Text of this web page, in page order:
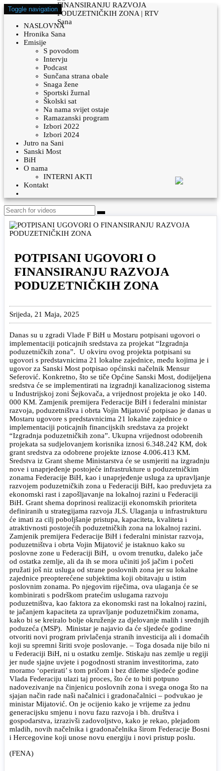
Toggle navigation
NASLOVNA
Hronika Sana
Emisije
S povodom
Intervju
Podcast
Sunčana strana obale
Snaga žene
Sportski žurnal
Školski sat
Na nama svijet ostaje
Ramazanski program
Izbori 2022
Izbori 2024
Jutro na Sani
Sanski Most
BiH
O nama
INTERNI AKTI
Kontakt
POTPISANI UGOVORI O
FINANSIRANJU RAZVOJA
PODUZETNIČKIH ZONA
Srijeda, 21 Maja, 2025
Danas su u zgradi Vlade F BiH u Mostaru potpisani ugovori o
implementaciji poticajnih sredstava za projekat “Izgradnja
poduzetničkih zona”. U okviru ovog projekta potpisani su
ugovori s predstavnicima 21 lokalne zajednice, među kojima je i
ugovor za Sanski Most potpisao općinski načelnik Mensur
Seferović. Konkretno, što se tiče Općine Sanski Most, dodijeljena
sredstva će se implementirati na izgradnji kanalizacionog sistema
u Industrijskoj zoni Šejkovača, a vrijednost projekta je oko 140.
000 KM. Zamjenik premijera Federacije BiH i federalni ministar
razvoja, poduzetništva i obrta Vojin Mijatović potpisao je danas u
Mostaru ugovore s predstavnicima 21 lokalne zajednice o
implementaciji poticajnih financijskih sredstava za projekt
“Izgradnja poduzetničkih zona”. Ukupna vrijednost odobrenih
projekata sa sudjelovanjem korisnika iznosi 6.348.242 KM, dok
grant sredstva za odobrene projekte iznose 4.006.413 KM.
Sredstva iz Grant sheme Ministarstva će se usmjeriti na izgradnju
nove i unaprjeđenje postojeće infrastrukture u poduzetničkim
zonama Federacije BiH, kao i unaprjeđenje usluga za upravljanje
razvojem poduzetničkih zona u Federaciji BiH, kao preduvjeta za
ekonomski rast i zapošljavanje na lokalnoj razini u Federaciji
BiH. Grant shema doprinosi realizaciji ekonomskih prioriteta
definiranih u strategijama razvoja JLS. Ulaganja u infrastrukturu
će imati za cilj poboljšanje pristupa, kapaciteta, kvaliteta i
atraktivnosti postojećih poduzetničkih zona na lokalnoj razini.
Zamjenik premijera Federacije BiH i federalni ministar razvoja,
poduzetništva i obrta Vojin Mijatović je istaknuo kako su
poslovne zone u Federaciji BiH, u ovom trenutku, daleko jače
od ostatka zemlje, ali da ih se mora učiniti još jačim i početi
pružati još niz usluga od strane poslovnih zona jer su lokalne
zajednice preopterećene subjektima koji obitavaju u istim
poslovnim zonama. Po njegovim riječima, ova ulaganja će se
kombinirati s podrškom pratećim uslugama razvoju
poduzetništva, kao faktora za ekonomski rast na lokalnoj razini,
te jačanjem kapaciteta za upravljanje poduzetničkim zonama,
kako bi se kreiralo bolje okruženje za djelovanje malih i srednjih
poduzeća (MSP). Ministar je najavio da će sljedeće godine
otvoriti novi program privlačenja stranih investicija ali i domaćih
koji su spremni širiti svoje poslovanje. – Toga dosada nije bilo ni
u Federaciji BiH, ni u ostatku zemlje. Stiskaju nas zemlje u regiji
jer nude sjajne uvjete i pogodnosti stranim investitorima, zato
moramo ‘operirati’ s tom pričom i bez dileme sljedeće godine
Vlada Federaciju ulazi taj proces, što će to biti potpuno
nadovezivanje na činjenicu poslovnih zona i svega onoga što na
sjajan način rade naši načalnici i gradonačalnici – podvukao je
ministar Mijatović. On je ocijenio kako je vrijeme za jednu
generacijsku smjenu i novu fazu razvoja i bh. društva i
gospodarstva, izrazivši zadovoljstvo, kako je rekao, plejadom
mladih, novih načelnika i gradonačelnika širom Federacije Bosni
i Hercegovine koji unose novu energiju i novi pristup poslu.
(FENA)